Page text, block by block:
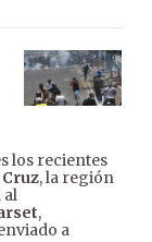
los recientes
, la región
al
,
a